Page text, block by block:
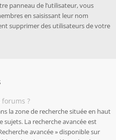
panneau de l’utilisateur, vous
en saisissant leur nom
supprimer des utilisateurs de votre
?
la zone de recherche située en haut
sujets. La recherche avancée est
avancée » disponible sur